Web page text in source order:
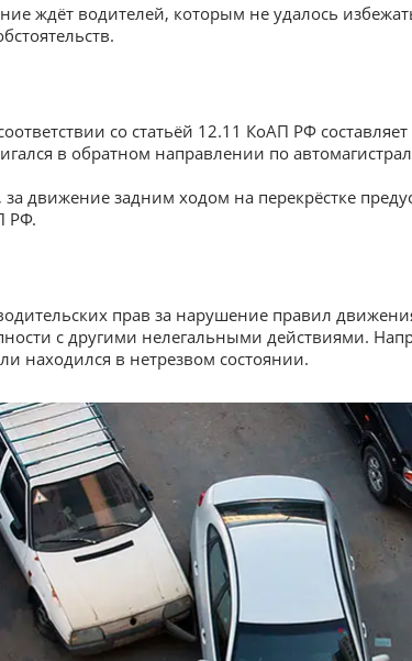
ждёт водителей, которым не удалось
со статьёй 12.11 КоАП РФ
в обратном направлении по
движение задним ходом на перекрёстке
РФ.
прав за нарушение правил
с другими нелегальными действиями.
находился в нетрезвом состоянии.